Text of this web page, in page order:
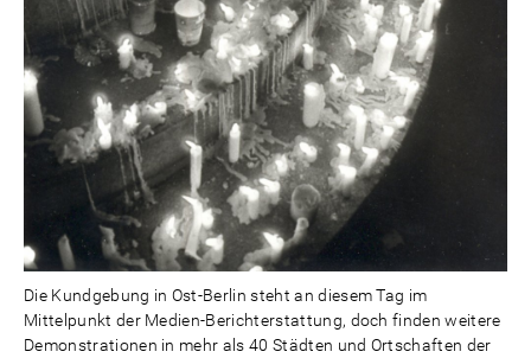
Die Kundgebung in Ost-Berlin steht an diesem Tag im
Mittelpunkt der Medien-Berichterstattung, doch finden weitere
Demonstrationen in mehr als 40 Städten und Ortschaften der